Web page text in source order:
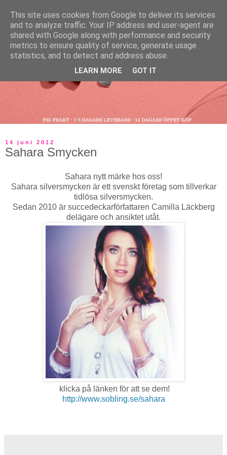
14 juni 2012
Sahara Smycken
Sahara nytt märke hos oss!
Sahara silversmycken är ett svenskt företag som tillverkar
tidlösa silversmycken.
Sedan 2010 är succedeckarförfattaren Camilla Läckberg
delägare och ansiktet utåt.
klicka på länken för att se dem!
http://www.sobling.se/sahara
This site uses cookies from Google to deliver its services
and to analyze traffic. Your IP address and user-agent are
shared with Google along with performance and security
metrics to ensure quality of service, generate usage
statistics, and to detect and address abuse.
LEARN MORE GOT IT